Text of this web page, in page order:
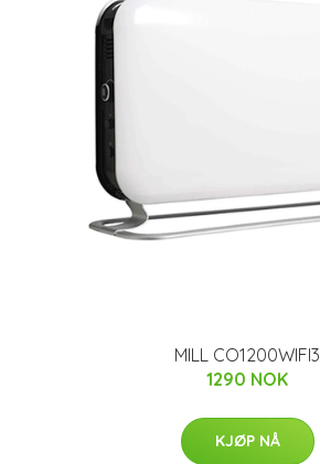
MILL CO1200WIFI3
1290 NOK
KJØP NÅ